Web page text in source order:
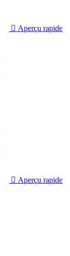
 Aperçu rapide
 Aperçu rapide